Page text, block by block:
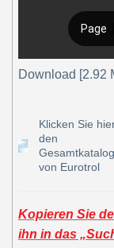
Download [2.92
Klicken Sie
den
Gesamtkatalog
von Eurotrol
Kopieren Sie
ihn in das